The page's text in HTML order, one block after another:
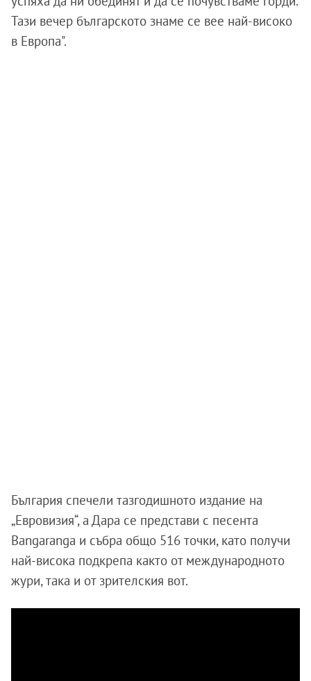
Тази вечер българското знаме се вее най-високо
в Европа".
България спечели тазгодишното издание на
„Евровизия“, а Дара се представи с песента
Bangaranga и събра общо 516 точки, като получи
най-висока подкрепа както от международното
жури, така и от зрителския вот.